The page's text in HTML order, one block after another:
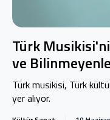
Türk
ve
Türk musikisi, Türk
yer alıyor.